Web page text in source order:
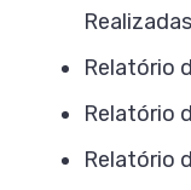
Realizadas
Relatório
Relatório
Relatório